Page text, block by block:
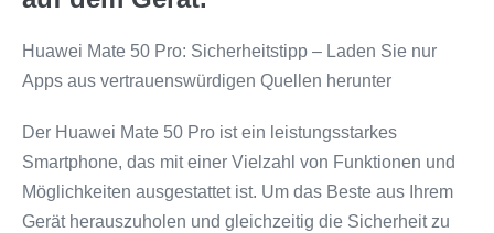
Huawei Mate 50 Pro: Sicherheitstipp – Laden Sie nur
Apps aus vertrauenswürdigen Quellen herunter
Der Huawei Mate 50 Pro ist ein leistungsstarkes
Smartphone, das mit einer Vielzahl von Funktionen und
Möglichkeiten ausgestattet ist. Um das Beste aus Ihrem
Gerät herauszuholen und gleichzeitig die Sicherheit zu